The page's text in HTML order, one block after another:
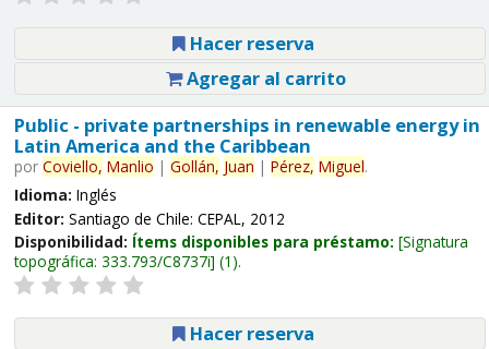
Hacer reserva
Agregar al carrito
Public - private partnerships in renewable energy in
Latin America and the Caribbean
por Coviello, Manlio | Gollán, Juan | Pérez, Miguel.
Idioma: Inglés
Editor: Santiago de Chile: CEPAL, 2012
Disponibilidad: Ítems disponibles para préstamo: Signatura
topográfica: 333.793/C8737i (1).
Hacer reserva